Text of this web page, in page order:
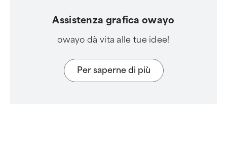
Assistenza grafica owayo
owayo dà vita alle tue idee!
Per saperne di più